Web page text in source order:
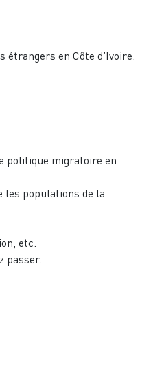
étrangers en Côte d’Ivoire.
politique migratoire en
les populations de la
etc.
passer.